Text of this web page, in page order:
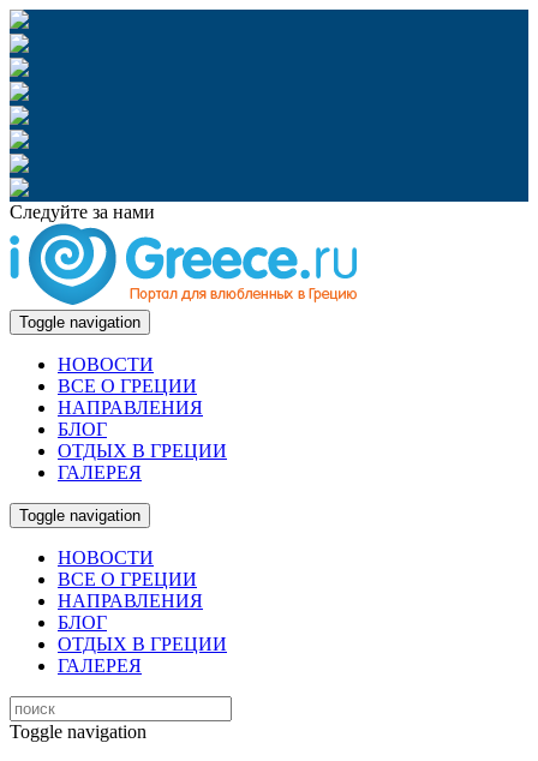
Следуйте за нами
Toggle navigation
НОВОСТИ
ВСЕ О ГРЕЦИИ
НАПРАВЛЕНИЯ
БЛОГ
ОТДЫХ В ГРЕЦИИ
ГАЛЕРЕЯ
Toggle navigation
НОВОСТИ
ВСЕ О ГРЕЦИИ
НАПРАВЛЕНИЯ
БЛОГ
ОТДЫХ В ГРЕЦИИ
ГАЛЕРЕЯ
Toggle navigation